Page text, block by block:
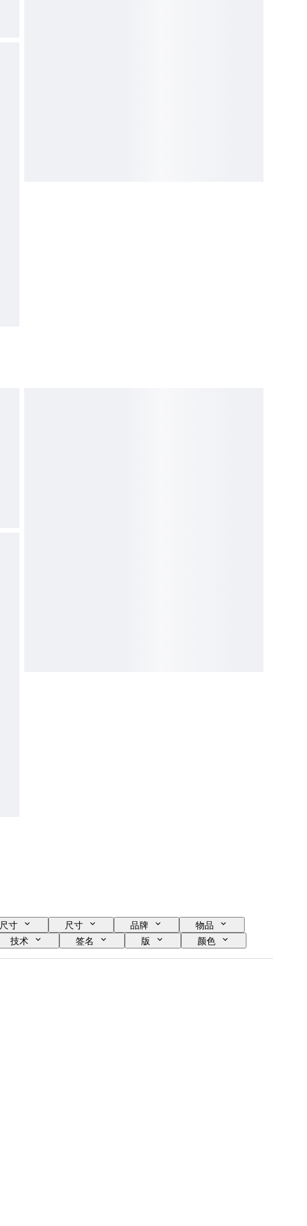
尺寸 尺寸 品牌
物品
技术 签名 版
颜色
型号